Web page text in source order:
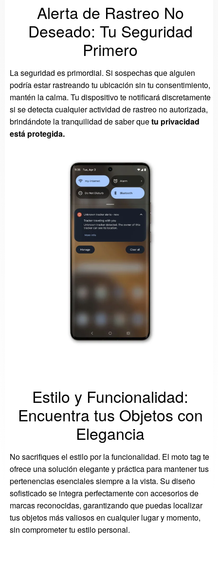
Alerta de Rastreo No
Deseado: Tu Seguridad
Primero
La seguridad es primordial. Si sospechas que alguien
podría estar rastreando tu ubicación sin tu consentimiento,
mantén la calma. Tu dispositivo te notificará discretamente
si se detecta cualquier actividad de rastreo no autorizada,
brindándote la tranquilidad de saber quetu privacidad
está protegida.
Estilo y Funcionalidad:
Encuentra tus Objetos con
Elegancia
No sacrifiques el estilo por la funcionalidad. El moto tag te
ofrece una solución elegante y práctica para mantener tus
pertenencias esenciales siempre a la vista. Su diseño
sofisticado se integra perfectamente con accesorios de
marcas reconocidas, garantizando que puedas localizar
tus objetos más valiosos en cualquier lugar y momento,
sin comprometer tu estilo personal.